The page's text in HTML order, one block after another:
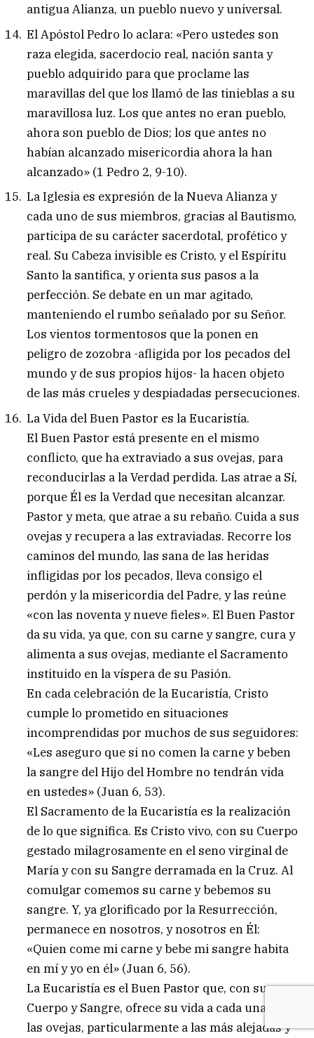
antigua Alianza, un pueblo nuevo y universal.
El Apóstol Pedro lo aclara: «Pero ustedes son
raza elegida, sacerdocio real, nación santa y
pueblo adquirido para que proclame las
maravillas del que los llamó de las tinieblas a su
maravillosa luz. Los que antes no eran pueblo,
ahora son pueblo de Dios; los que antes no
habían alcanzado misericordia ahora la han
alcanzado» (1 Pedro 2, 9-10).
La Iglesia es expresión de la Nueva Alianza y
cada uno de sus miembros, gracias al Bautismo,
participa de su carácter sacerdotal, profético y
real. Su Cabeza invisible es Cristo, y el Espíritu
Santo la santifica, y orienta sus pasos a la
perfección. Se debate en un mar agitado,
manteniendo el rumbo señalado por su Señor.
Los vientos tormentosos que la ponen en
peligro de zozobra -afligida por los pecados del
mundo y de sus propios hijos- la hacen objeto
de las más crueles y despiadadas persecuciones.
La Vida del Buen Pastor es la Eucaristía.
El Buen Pastor está presente en el mismo
conflicto, que ha extraviado a sus ovejas, para
reconducirlas a la Verdad perdida. Las atrae a Sí,
porque Él es la Verdad que necesitan alcanzar.
Pastor y meta, que atrae a su rebaño. Cuida a sus
ovejas y recupera a las extraviadas. Recorre los
caminos del mundo, las sana de las heridas
infligidas por los pecados, lleva consigo el
perdón y la misericordia del Padre, y las reúne
«con las noventa y nueve fieles». El Buen Pastor
da su vida, ya que, con su carne y sangre, cura y
alimenta a sus ovejas, mediante el Sacramento
instituido en la víspera de su Pasión.
En cada celebración de la Eucaristía, Cristo
cumple lo prometido en situaciones
incomprendidas por muchos de sus seguidores:
«Les aseguro que si no comen la carne y beben
la sangre del Hijo del Hombre no tendrán vida
en ustedes» (Juan 6, 53).
El Sacramento de la Eucaristía es la realización
de lo que significa. Es Cristo vivo, con su Cuerpo
gestado milagrosamente en el seno virginal de
María y con su Sangre derramada en la Cruz. Al
comulgar comemos su carne y bebemos su
sangre. Y, ya glorificado por la Resurrección,
permanece en nosotros, y nosotros en Él:
«Quien come mi carne y bebe mi sangre habita
en mí y yo en él» (Juan 6, 56).
La Eucaristía es el Buen Pastor que, con su
Cuerpo y Sangre, ofrece su vida a cada una de
las ovejas, particularmente a las más alejadas y